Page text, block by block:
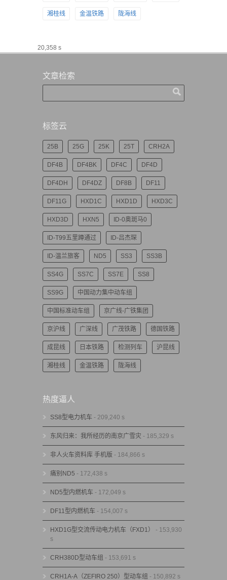
湘桂线 金温铁路 陇海线
20,358 s
文章检索
标签云
25B 25G 25K 25T CRH2A
DF4B DF4BK DF4C DF4D
DF4DH DF4DZ DF8B DF11
DF11G HXD1C HXD1D HXD3C
HXD3D HXN5 ID-0奥斑马0
ID-T99五里蹲通过 ID-吕杰琛
ID-温兰旅客 ND5 SS3 SS3B
SS4G SS7C SS7E SS8
SS9G 中国动力集中动车组
中国标准动车组 京广线-广铁集团
京沪线 广深线 广茂铁路 德国铁路
成昆线 日本铁路 检测列车 沪昆线
湘桂线 金温铁路 陇海线
热度逼人
SS8型电力机车 - 209,240 s
东风归来：我所经历的南京广雪灾 - 185,329 s
非人火车资料库 手机版 - 184,866 s
痛别ND5 - 172,438 s
ND5型内燃机车 - 172,049 s
DF11型内燃机车 - 154,007 s
HXD1G型交流传动电力机车（FXD1）
- 153,930
s
CRH380D型动车组 - 153,691 s
CRH1A-A（ZEFIRO 250）型动车组 - 150,892 s